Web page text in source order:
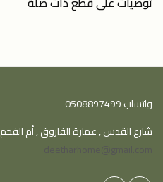
واتساب 0508897499
شارع القدس , عمارة الفاروق , أم الفحم